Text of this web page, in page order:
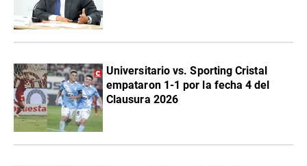
Universitario vs. Sporting Cristal
empataron 1-1 por la fecha 4 del
Clausura 2026